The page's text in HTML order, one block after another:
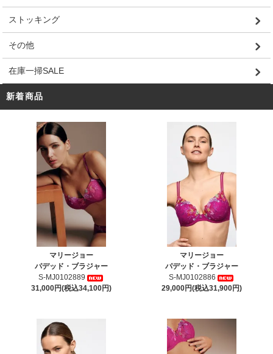
ストッキング
その他
在庫一掃SALE
新着商品
マリージョー
パデッド・ブラジャー
S-MJ0102889
31,000円(税込34,100円)
マリージョー
パデッド・ブラジャー
S-MJ0102886
29,000円(税込31,900円)